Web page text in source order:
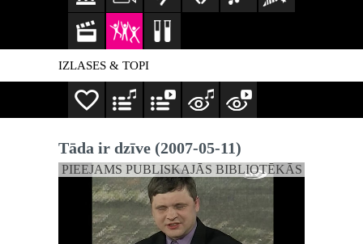
IZLASES & TOPI
Tāda ir dzīve (2007-05-11)
PIEEJAMS PUBLISKAJĀS BIBLIOTĒKĀS